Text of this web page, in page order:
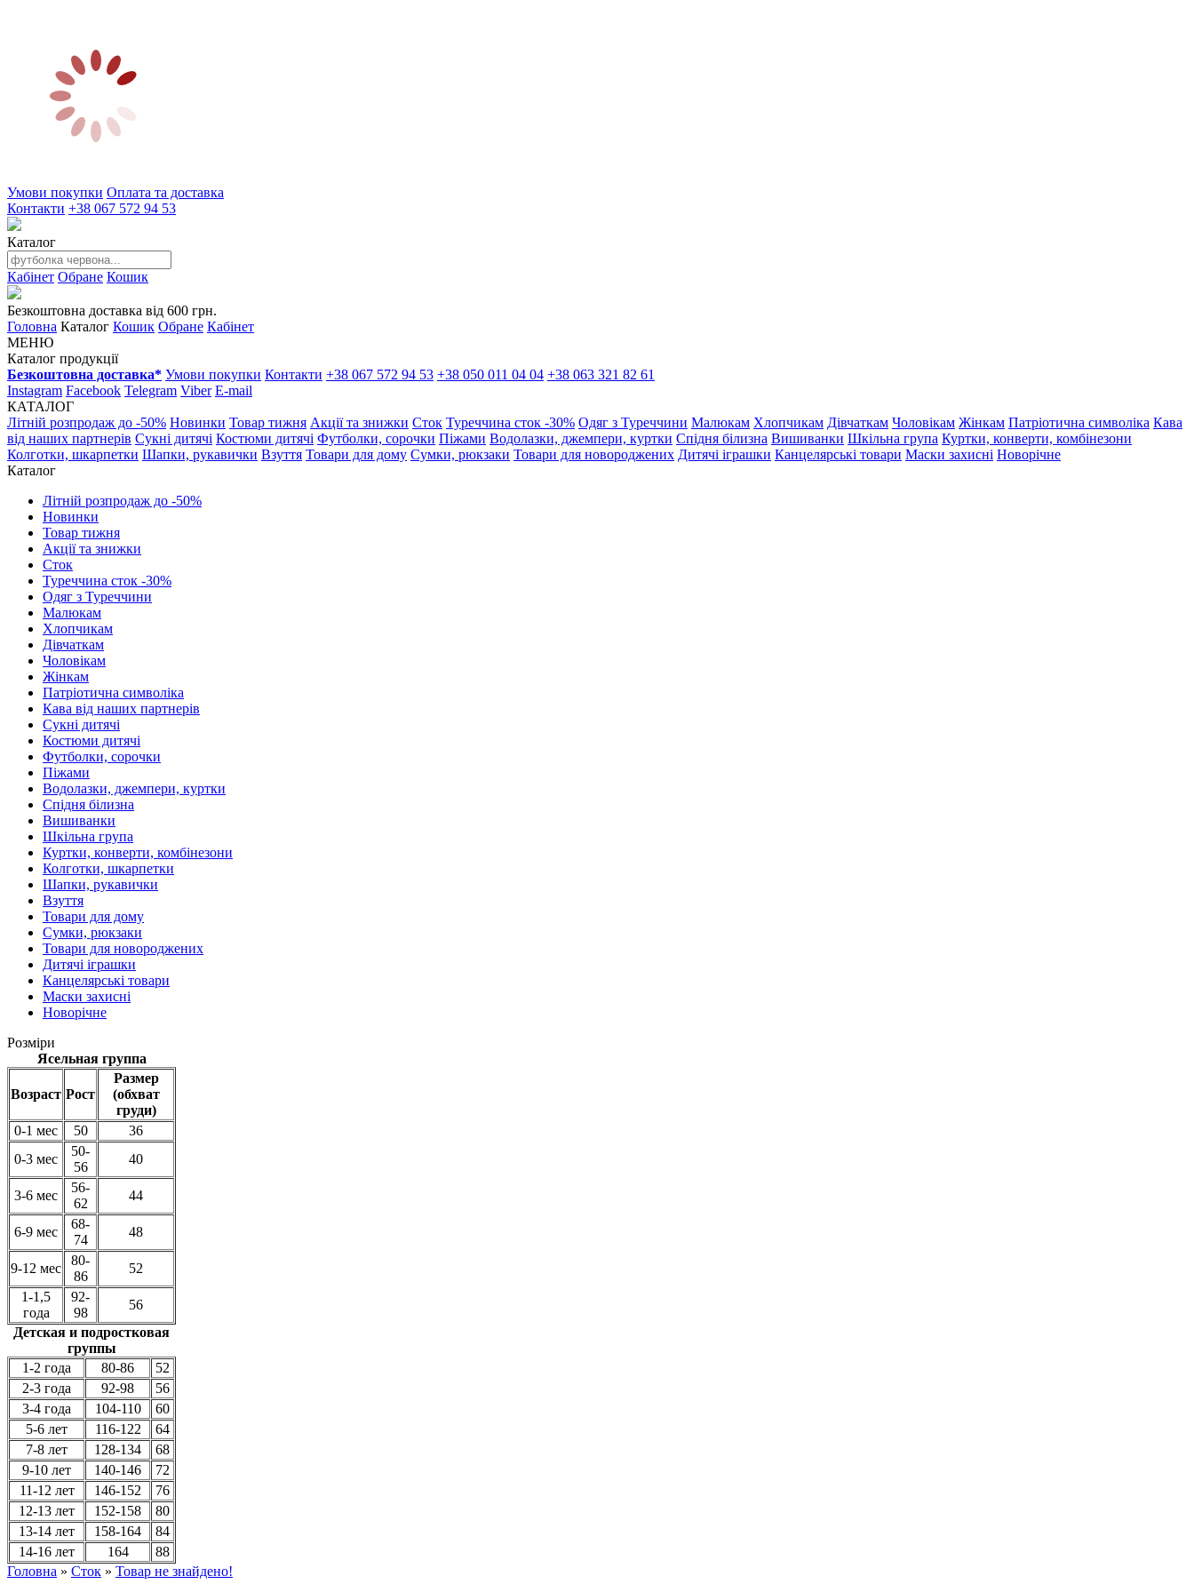
Умови покупки Оплата та доставка
Контакти +38 067 572 94 53
Каталог
Кабінет Обране Кошик
Безкоштовна доставка від 600 грн.
Головна Каталог Кошик Обране Кабінет
МЕНЮ
Каталог продукції
Безкоштовна доставка* Умови покупки Контакти +38 067 572 94 53 +38 050 011 04 04 +38 063 321 82 61
Instagram Facebook Telegram Viber E-mail
КАТАЛОГ
Літній розпродаж до -50% Новинки Товар тижня Акції та знижки Сток Туреччина сток -30% Одяг з Туреччини Малюкам Хлопчикам Дівчаткам Чоловікам Жінкам Патріотична символіка Кава
від наших партнерів Сукні дитячі Костюми дитячі Футболки, сорочки Піжами Водолазки, джемпери, куртки Спідня білизна Вишиванки Шкільна група Куртки, конверти, комбінезони
Колготки, шкарпетки Шапки, рукавички Взуття Товари для дому Сумки, рюкзаки Товари для новороджених Дитячі іграшки Канцелярські товари Маски захисні Новорічне
Каталог
Літній розпродаж до -50%
Новинки
Товар тижня
Акції та знижки
Сток
Туреччина сток -30%
Одяг з Туреччини
Малюкам
Хлопчикам
Дівчаткам
Чоловікам
Жінкам
Патріотична символіка
Кава від наших партнерів
Сукні дитячі
Костюми дитячі
Футболки, сорочки
Піжами
Водолазки, джемпери, куртки
Спідня білизна
Вишиванки
Шкільна група
Куртки, конверти, комбінезони
Колготки, шкарпетки
Шапки, рукавички
Взуття
Товари для дому
Сумки, рюкзаки
Товари для новороджених
Дитячі іграшки
Канцелярські товари
Маски захисні
Новорічне
Розміри
Ясельная группа
Возраст Рост
Размер
(обхват
груди)
0-1 мес
50
36
0-3 мес
50-
56
40
3-6 мес
56-
62
44
6-9 мес
68-
74
48
9-12 мес
80-
86
52
1-1,5
года
92-
98
56
Детская и подростковая
группы
1-2 года
80-86
52
2-3 года
92-98
56
3-4 года
104-110
60
5-6 лет
116-122
64
7-8 лет
128-134
68
9-10 лет
140-146
72
11-12 лет
146-152
76
12-13 лет
152-158
80
13-14 лет
158-164
84
14-16 лет
164
88
Головна » Сток » Товар не знайдено!